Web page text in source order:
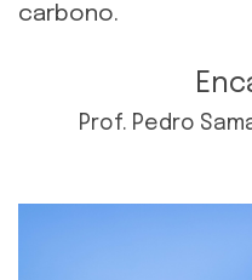
carbono.
Prof. Pedro